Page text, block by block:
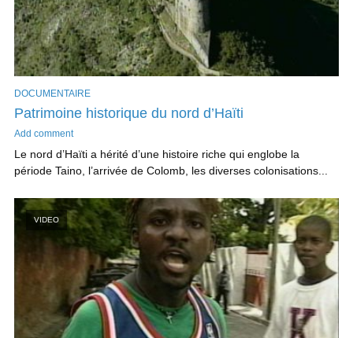
DOCUMENTAIRE
Patrimoine historique du nord d’Haïti
Add comment
Le nord d’Haïti a hérité d’une histoire riche qui englobe la
période Taino, l’arrivée de Colomb, les diverses colonisations...
VIDEO